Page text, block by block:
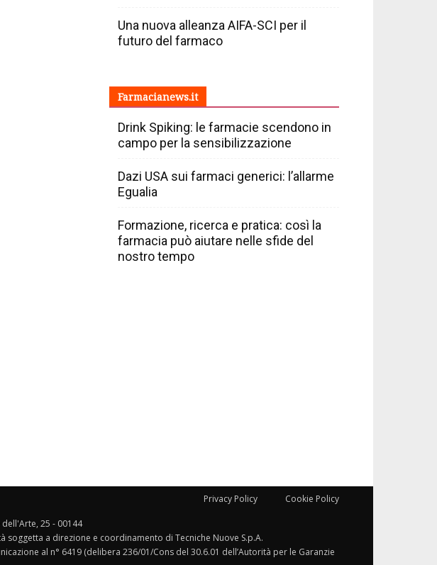
Una nuova alleanza AIFA-SCI per il
futuro del farmaco
Farmacianews.it
Drink Spiking: le farmacie scendono in
campo per la sensibilizzazione
Dazi USA sui farmaci generici: l’allarme
Egualia
Formazione, ricerca e pratica: così la
farmacia può aiutare nelle sfide del
nostro tempo
Privacy Policy Cookie Policy
25 - 00144
soggetta a direzione e coordinamento di Tecniche Nuove S.p.A.
al n° 6419 (delibera 236/01/Cons del 30.6.01 dell’Autorità per le Garanzie